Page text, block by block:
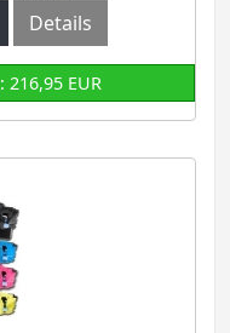
Details
EUR